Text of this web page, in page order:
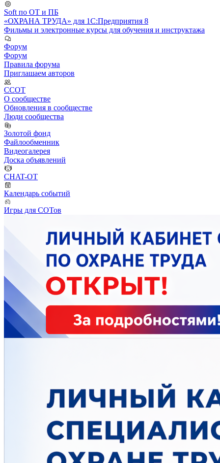
Soft по ОТ и ПБ
«ОХРАНА ТРУДА» для 1С:Предприятия 8
Фильмы и электронные курсы для обучения и инструктажа
Форум
Форум
Правила форума
Приглашаем авторов
ССОТ
О сообществе
Обновления в сообществе
Люди сообщества
Золотой фонд
Файлообменник
Видеогалерея
Доска объявлений
CHAT-OT
Календарь событий
Игры для СОТов